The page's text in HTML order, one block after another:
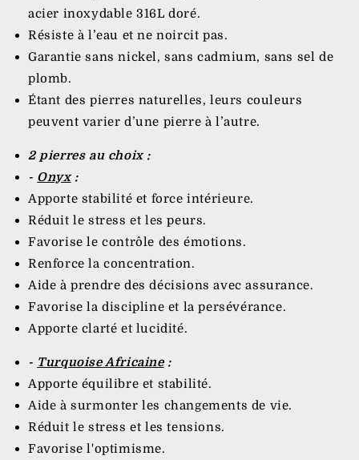
acier inoxydable 316Ldoré.
Résiste à l’eau et ne noircit pas.
Garantie sans nickel, sans cadmium, sans sel de
plomb.
Étant des pierres naturelles, leurs couleurs
peuvent varier d’une pierre à l’autre.
2 pierres au choix :
- Onyx:
Apporte stabilité et force intérieure.
Réduit le stress et les peurs.
Favorise le contrôle des émotions.
Renforce la concentration.
Aide à prendre des décisions avec assurance.
Favorise la discipline et la persévérance.
Apporte clarté et lucidité.
- Turquoise Africaine:
Apporte équilibre et stabilité.
Aide à surmonter les changements de vie.
Réduit le stress et les tensions.
Favorise l'optimisme.